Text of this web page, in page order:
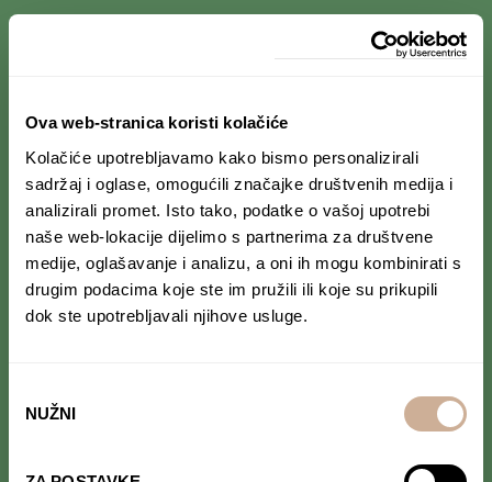
Ova web-stranica koristi kolačiće
Kolačiće upotrebljavamo kako bismo personalizirali
sadržaj i oglase, omogućili značajke društvenih medija i
analizirali promet. Isto tako, podatke o vašoj upotrebi
naše web-lokacije dijelimo s partnerima za društvene
medije, oglašavanje i analizu, a oni ih mogu kombinirati s
drugim podacima koje ste im pružili ili koje su prikupili
dok ste upotrebljavali njihove usluge.
pristanka
NUŽNI
Prihvaćam da se moji podaci spremaju u bazu
podataka i koriste u svrhu slanja KEK
newslettera
PRATI NAS NA DRUŠTVENIM MREŽAMA
propusti novosti iz svijeta ekspedicionizma i